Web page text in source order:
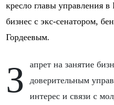
кресло главы управления
бизнес с экс-сенатором,
Гордеевым.
Запрет на занятие бизнесом Чайка обошел
доверительным
интерес и связи с